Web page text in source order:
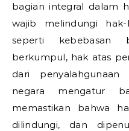
bagian integral dalam
wajib melindungi
seperti kebebasan
berkumpul, hak atas
dari
negara mengatur
memastikan bahwa
dilindungi, dan